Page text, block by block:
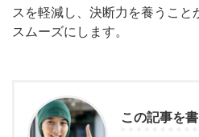
スを軽減し、決断力を養うこと
スムーズにします。
この記事を